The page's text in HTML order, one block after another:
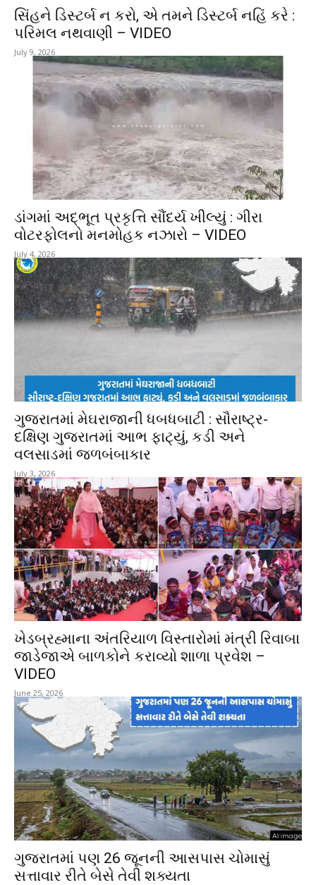
સિંહને ડિસ્ટર્બ ન કરો, એ તમને ડિસ્ટર્બ નહિં કરે :
પરિમલ નથવાણી – VIDEO
July 9, 2026
ડાંગમાં અદ્ભૂત પ્રકૃત્તિ સૌંદર્ય ખીલ્યું : ગીરા
વોટરફોલનો મનમોહક નઝારો – VIDEO
July 4, 2026
ગુજરાતમાં મેઘરાજાની ધબધબાટી : સૌરાષ્ટ્ર-
દક્ષિણ ગુજરાતમાં આભ ફાટ્યું, કડી અને
વલસાડમાં જળબંબાકાર
July 3, 2026
ખેડબ્રહ્માના અંતરિયાળ વિસ્તારોમાં મંત્રી રિવાબા
જાડેજાએ બાળકોને કરાવ્યો શાળા પ્રવેશ –
VIDEO
June 25, 2026
ગુજરાતમાં પણ 26 જૂનની આસપાસ ચોમાસું
સત્તાવાર રીતે બેસે તેવી શક્યતા